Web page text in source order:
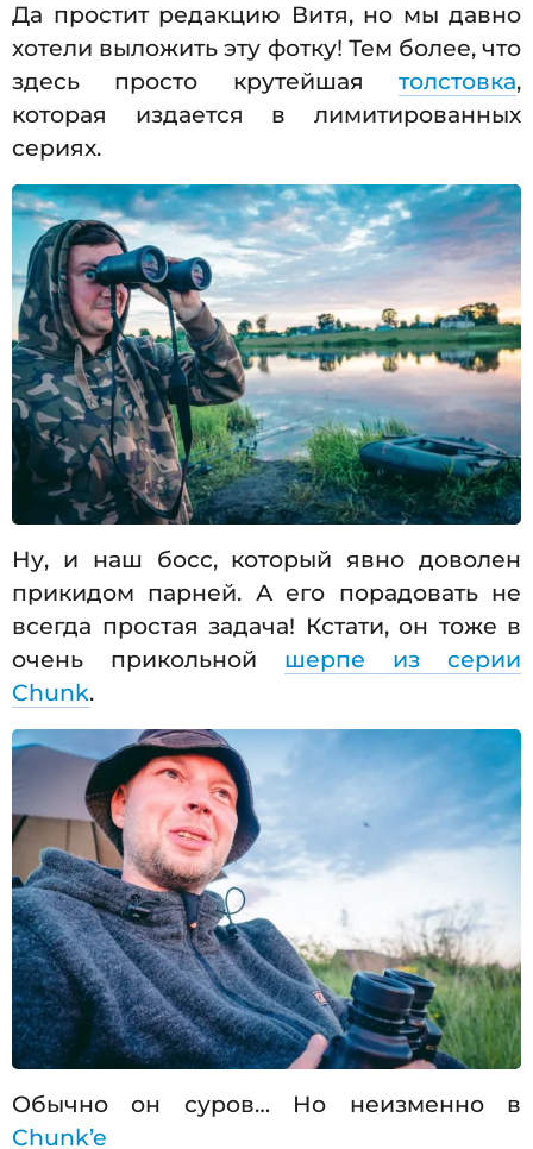
Да простит редакцию Витя, но мы давно
хотели выложить эту фотку! Тем более, что
здесь просто крутейшая толстовка,
которая издается в лимитированных
сериях.
Ну, и наш босс, который явно доволен
прикидом парней. А его порадовать не
всегда простая задача! Кстати, он тоже в
очень прикольной шерпе из серии
Chunk.
Обычно он суров… Но неизменно в
Chunk’e